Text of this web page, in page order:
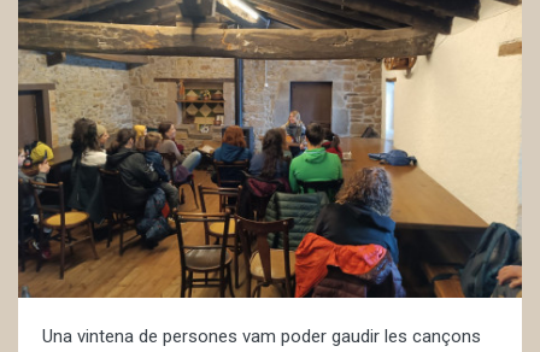
Una vintena de persones vam poder gaudir les cançons